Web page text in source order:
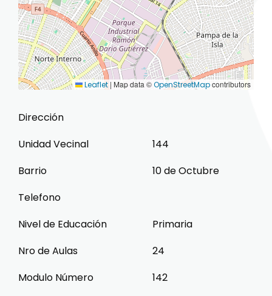
Leaflet | Map data ©OpenStreetMapcontributors
Dirección
Unidad Vecinal
144
Barrio
10 de Octubre
Telefono
Nivel de Educación
Primaria
Nro de Aulas
24
Modulo Número
142